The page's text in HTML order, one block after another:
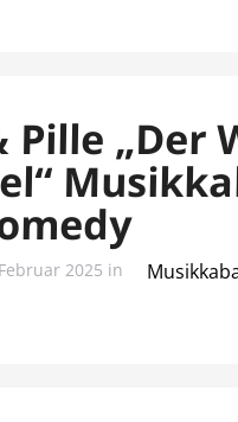
Pille „Der
2025 in